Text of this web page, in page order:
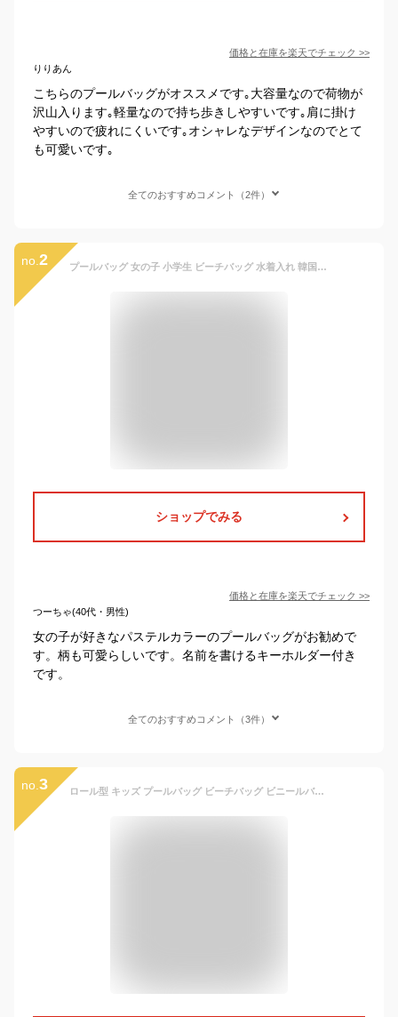
価格と在庫を楽天でチェック >>
りりあん
こちらのプールバッグがオススメです｡大容量なので荷物が
沢山入ります｡軽量なので持ち歩きしやすいです｡肩に掛け
やすいので疲れにくいです｡オシャレなデザインなのでとて
も可愛いです｡
全てのおすすめコメント（2件）
no. 2 プールバッグ 女の子 小学生 ビーチバッグ 水着入れ 韓国風 かわいい ロールボストン ロール型 スイムバッグ プール 水泳 教室 授業 海 川 レジャー 潮干狩り バッグ ユニコーン クマ うさぎ キッズ 小学校 サマーバッグ 着替え スイミングバッグ
ショップでみる
価格と在庫を楽天でチェック >>
つーちゃ(40代・男性)
女の子が好きなパステルカラーのプールバッグがお勧めで
す。柄も可愛らしいです。名前を書けるキーホルダー付き
です。
全てのおすすめコメント（3件）
no. 3 ロール型 キッズ プールバッグ ビーチバッグ ビニールバッグ サマーバッグ ドラム ロールボストン プール 授業 水泳 スイミング ビーチ 海水浴 リゾート 旅行 《女の子 小学校 小学生 》